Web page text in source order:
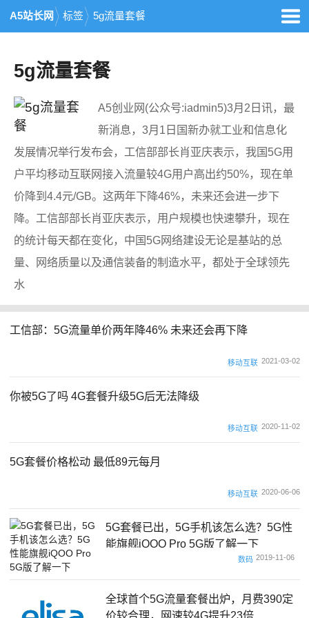
A5站长网 标签 5g流量套餐
5g流量套餐
A5创业网(公众号:iadmin5)3月2日讯，最
新消息，3月1日国新办就工业和信息化
发展情况举行发布会，工信部部长肖亚庆表示，我国5G用
户平均移动互联网接入流量较4G用户高出约50%，现在单
价降到4.4元/GB。这两年下降46%，未来还会进一步下
降。工信部部长肖亚庆表示，用户规模也快速攀升，现在
的统计每天都在变化，中国5G网络建设无论是基站的总
量、网络质量以及通信装备的制造水平，都处于全球领先
水
工信部：5G流量单价两年降46% 未来还会再下降
移动互联 2021-03-02
你被5G了吗 4G套餐升级5G后无法降级
移动互联 2020-11-02
5G套餐价格松动 最低89元每月
移动互联 2020-06-06
5G套餐已出，5G手机该怎么选？5G性
能旗舰iQOO Pro 5G版了解一下
数码 2019-11-06
全球首个5G流量套餐出炉，月费390定
价较合理，网速较4G提升23倍